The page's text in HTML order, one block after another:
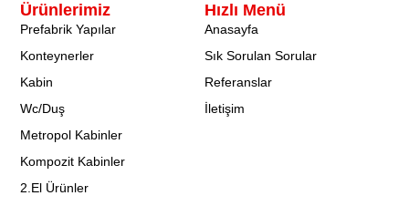
Hızlı Menü
Anasayfa
Sık Sorulan Sorular
Referanslar
İletişim
Ürünlerimiz
Prefabrik Yapılar
Konteynerler
Kabin
Wc/Duş
Metropol Kabinler
Kompozit Kabinler
2.El Ürünler